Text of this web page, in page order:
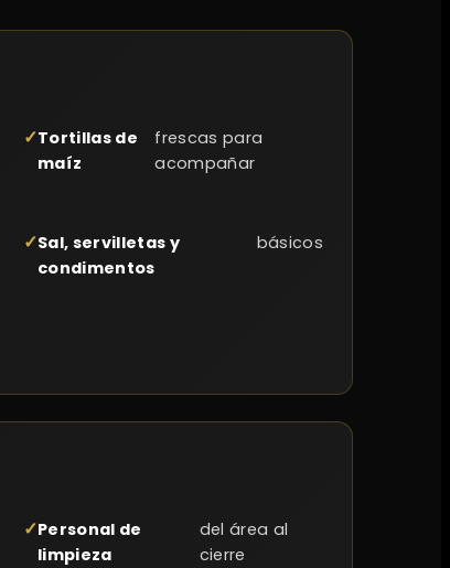
Tortillas de
maíz
frescas para
acompañar
Sal, servilletas y
condimentos
básicos
Personal de
limpieza
del área al
cierre